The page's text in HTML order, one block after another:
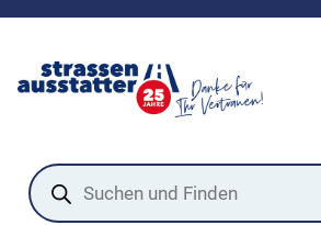
Products
search